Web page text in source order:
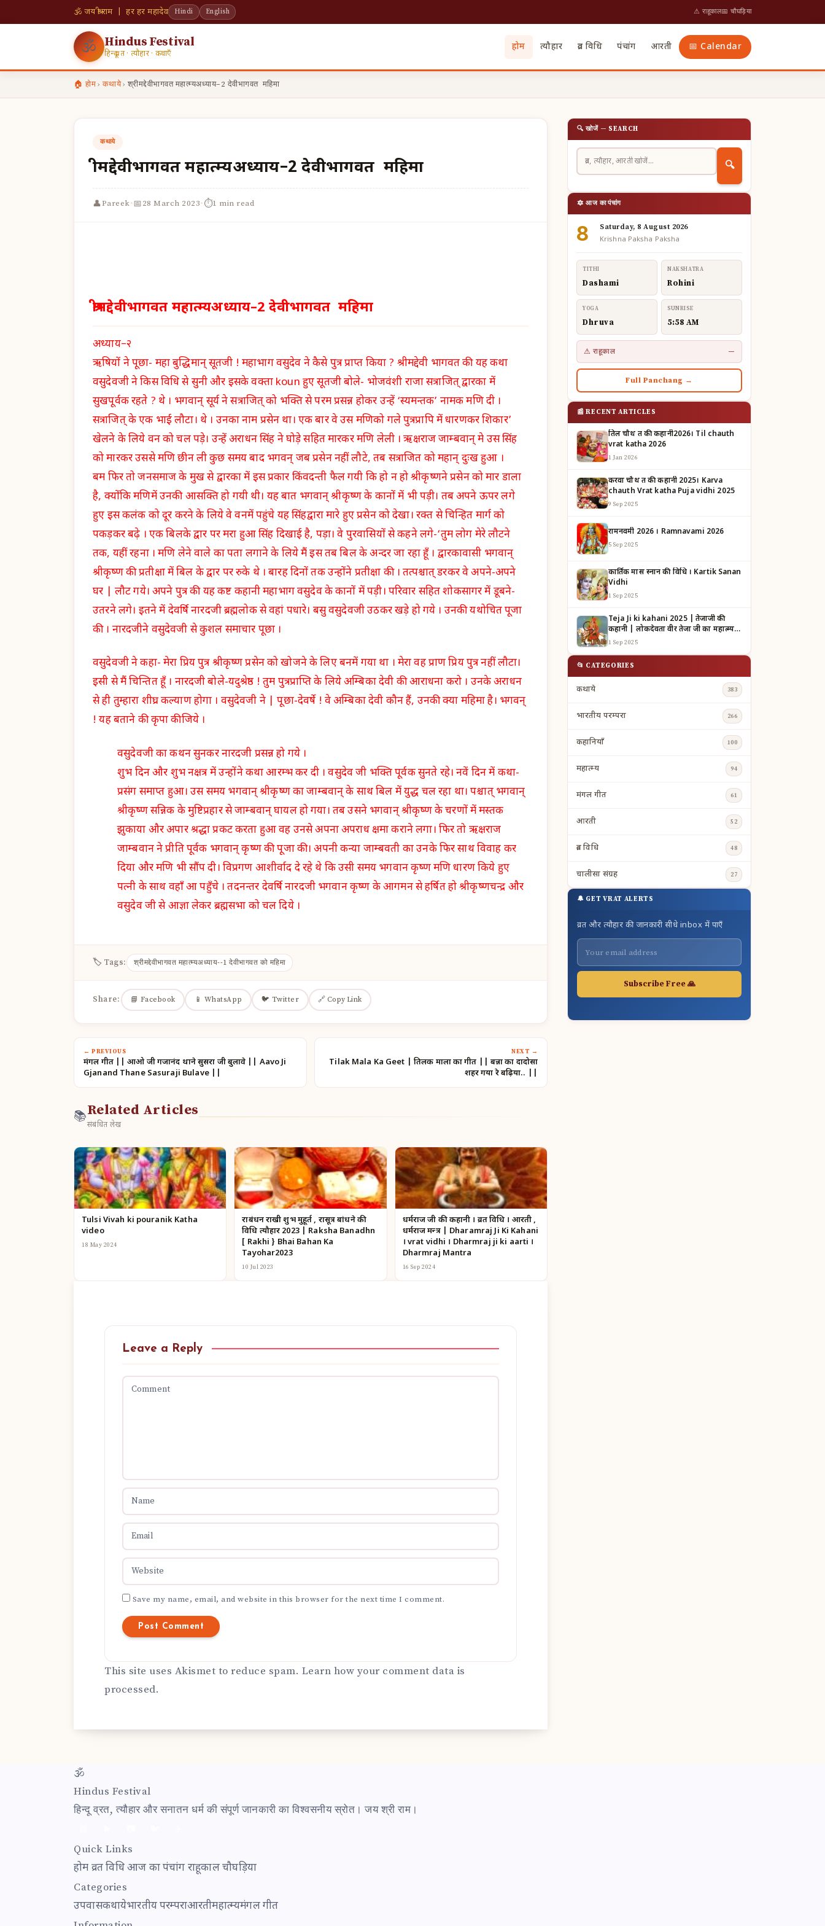
🕉 जय श्री राम | हर हर महादेव Hindi English ⚠ राहूकाल📅 चौघड़िया
🕉 Hindus Festival
हिन्दू व्रत · त्यौहार · कथाएँ
होम त्यौहार व्रत विधि पंचांग आरती 📅 Calendar
🏠 होम› कथाये› श्रीमद्देवीभागवत महात्म्यअध्याय–2 देवीभागवत महिमा
कथाये
श्रीमद्देवीभागवत महात्म्यअध्याय–2 देवीभागवत महिमा
👤Pareek·📅28 March 2023·⏱1 min read
श्रीमद्देवीभागवत महात्म्यअध्याय–2 देवीभागवत महिमा
अध्याय–२
ऋषियों ने पूछा- महा बुद्धिमान् सूतजी ! महाभाग वसुदेव ने कैसे पुत्र प्राप्त किया ? श्रीमद्देवी भागवत की यह कथा
वसुदेवजी ने किस विधि से सुनी और इसके वक्ता koun हुए सूतजी बोले- भोजवंशी राजा सत्राजित् द्वारका में
सुखपूर्वक रहते ? थे । भगवान् सूर्य ने सत्राजित् को भक्ति से परम प्रसन्न होकर उन्हें ‘स्यमन्तक’ नामक मणि दी ।
सत्राजित् के एक भाई लौटा। थे । उनका नाम प्रसेन था। एक बार वे उस मणिको गले पुत्रप्रापि में धारणकर शिकार’
खेलने के लिये वन को चल पड़े। उन्हें अराधन सिंह ने घोड़े सहित मारकर मणि लेली । ऋक्षराज जाम्बवान् मे उस सिंह
को मारकर उससे मणि छीन ली कुछ समय बाद भगवन् जब प्रसेन नहीं लौटे, तब सत्राजित को महान् दुःख हुआ ।
बम फिर तो जनसमाज के मुख से द्वारका में इस प्रकार किंवदन्ती फैल गयी कि हो न हो श्रीकृष्णने प्रसेन को मार डाला
है, क्योंकि मणिमें उनकी आसक्ति हो गयी थी। यह बात भगवान् श्रीकृष्ण के कानों में भी पड़ी। तब अपने ऊपर लगे
हुए इस कलंक को दूर करने के लिये वे वनमें पहुंचे यह सिंहद्वारा मारे हुए प्रसेन को देखा। रक्त से चिन्हित मार्ग को
पकड़कर बढ़े । एक बिलके द्वार पर मरा हुआ सिंह दिखाई है, पड़ा। वे पुरवासियों से कहने लगे-‘तुम लोग मेरे लौटने
तक, यहीं रहना । मणि लेने वाले का पता लगाने के लिये मैं इस तब बिल के अन्दर जा रहा हूँ । द्वारकावासी भगवान्
श्रीकृष्ण की प्रतीक्षा में बिल के द्वार पर रुके थे । बारह दिनों तक उन्होंने प्रतीक्षा की । तत्पश्चात् डरकर वे अपने-अपने
घर | लौट गये। अपने पुत्र की यह कष्ट कहानी महाभाग वसुदेव के कानों में पड़ी। परिवार सहित शोकसागर में डूबने-
उतरने लगे। इतने में देवर्षि नारदजी ब्रह्मलोक से वहां पधारे। बसु वसुदेवजी उठकर खड़े हो गये । उनकी यथोचित पूजा
की । नारदजीने वसुदेवजी से कुशल समाचार पूछा ।
वसुदेवजी ने कहा- मेरा प्रिय पुत्र श्रीकृष्ण प्रसेन को खोजने के लिए बनमें गया था । मेरा वह प्राण प्रिय पुत्र नहीं लौटा।
इसी से मैं चिन्तित हूँ । नारदजी बोले-यदुश्रेष्ठ ! तुम पुत्रप्राप्ति के लिये अम्बिका देवी की आराधना करो । उनके अराधन
से ही तुम्हारा शीघ्र कल्याण होगा । वसुदेवजी ने | पूछा-देवर्षे ! वे अम्बिका देवी कौन हैं, उनकी क्या महिमा है। भगवन्
! यह बताने की कृपा कीजिये ।
वसुदेवजी का कथन सुनकर नारदजी प्रसन्न हो गये ।
शुभ दिन और शुभ नक्षत्र में उन्होंने कथा आरम्भ कर दी । वसुदेव जी भक्ति पूर्वक सुनते रहे। नवें दिन में कथा-
प्रसंग समाप्त हुआ। उस समय भगवान् श्रीकृष्ण का जाम्बवान् के साथ बिल में युद्ध चल रहा था। पश्चात् भगवान्
श्रीकृष्ण सन्निक के मुष्टिप्रहार से जाम्बवान् घायल हो गया। तब उसने भगवान् श्रीकृष्ण के चरणों में मस्तक
झुकाया और अपार श्रद्धा प्रकट करता हुआ वह उनसे अपना अपराध क्षमा कराने लगा। फिर तो ऋक्षराज
जाम्बवान ने प्रीति पूर्वक भगवान् कृष्ण की पूजा की। अपनी कन्या जाम्बवती का उनके फिर साथ विवाह कर
दिया और मणि भी सौंप दी। विप्रगण आशीर्वाद दे रहे थे कि उसी समय भगवान कृष्ण मणि धारण किये हुए
पत्नी के साथ वहाँ आ पहुँचे । तदनन्तर देवर्षि नारदजी भगवान कृष्ण के आगमन से हर्षित हो श्रीकृष्णचन्द्र और
वसुदेव जी से आज्ञा लेकर ब्रह्मसभा को चल दिये ।
🏷 Tags: श्रीमद्देवीभागवत महात्म्यअध्याय--1 देवीभागवत को महिमा
Share: 📘 Facebook 📱 WhatsApp 🐦 Twitter 🔗 Copy Link
← PREVIOUS
मंगल गीत || आओ जी गजानंद थाने सुसरा जी बुलावे || Aavo Ji
Gjanand Thane Sasuraji Bulave ||
NEXT →
Tilak Mala Ka Geet | तिलक माला का गीत || बन्ना का दादोसा
शहर गया रे बढ़िया.. ||
📚Related Articles
संबंधित लेख
Tulsi Vivah ki pouranik Katha
video
18 May 2024
रक्षाबंधन राखी शुभ मुहूर्त , रक्षासूत्र बांधने की
विधि त्यौहार 2023 | Raksha Banadhn
[ Rakhi } Bhai Bahan Ka
Tayohar2023
10 Jul 2023
धर्मराज जी की कहानी । व्रत विधि । आरती ,
धर्मराज मन्त्र | Dharamraj Ji Ki Kahani
। vrat vidhi । Dharmraj ji ki aarti ।
Dharmraj Mantra
16 Sep 2024
Leave a Reply
Save my name, email, and website in this browser for the next time I comment.
This site uses Akismet to reduce spam. Learn how your comment data is
processed.
🔍 खोजें — SEARCH
🔍
🔯 आज का पंचांग
8 Saturday, 8 August 2026
Krishna Paksha Paksha
TITHI
Dashami
NAKSHATRA
Rohini
YOGA
Dhruva
SUNRISE
5:58 AM
⚠ राहूकाल —
Full Panchang →
📰 RECENT ARTICLES
तिल चौथ व्रत की कहानी2026। Til chauth
vrat katha 2026
1 Jan 2026
करवा चौथ व्रत की कहानी 2025। Karva
chauth Vrat katha Puja vidhi 2025
9 Sep 2025
रामनवमी 2026 । Ramnavami 2026
5 Sep 2025
कार्तिक मास स्नान की विधि । Kartik Sanan
Vidhi
1 Sep 2025
Teja Ji ki kahani 2025 | तेजाजी की
कहानी | लोकदेवता वीर तेजा जी का महात्म्य |
TEJAJI KI KAHANI
1 Sep 2025
📂 CATEGORIES
कथाये 383
भारतीय परम्परा 266
कहानियाँ 100
महात्म्य 94
मंगल गीत 61
आरती 52
व्रत विधि 48
चालीसा संग्रह 27
🔔 GET VRAT ALERTS
व्रत और त्यौहार की जानकारी सीधे inbox में पाएँ
Subscribe Free 🙏
🕉
Hindus Festival
हिन्दू व्रत, त्यौहार और सनातन धर्म की संपूर्ण जानकारी का विश्वसनीय स्रोत। जय श्री राम।
Quick Links
होम व्रत विधि आज का पंचांग राहूकाल चौघड़िया
Categories
उपवासकथायेभारतीय परम्पराआरतीमहात्म्यमंगल गीत